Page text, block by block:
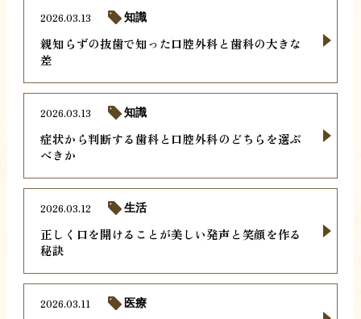
親知らずの抜歯で知った口腔外科と歯科の大きな
差
2026.03.13 知識
症状から判断する歯科と口腔外科のどちらを選ぶ
べきか
2026.03.13 知識
正しく口を開けることが美しい発声と笑顔を作る
秘訣
2026.03.12 生活
2026.03.11 医療